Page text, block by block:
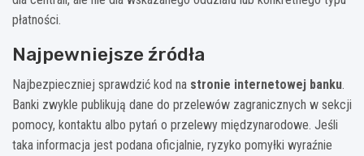
płatności.
Najpewniejsze źródła
Najbezpieczniej sprawdzić kod na stronie internetowej banku.
Banki zwykle publikują dane do przelewów zagranicznych w sekcji
pomocy, kontaktu albo pytań o przelewy międzynarodowe. Jeśli
taka informacja jest podana oficjalnie, ryzyko pomyłki wyraźnie